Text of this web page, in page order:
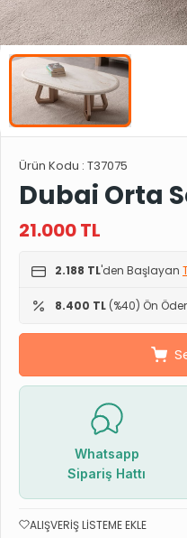
Ürün Kodu : T37075
Dubai Orta
21.000TL
2.188 TL'den Başlayan
8.400 TL (%40) Ön
Whatsapp
Sipariş Hattı
ALIŞVERIŞ LISTEME EKLE